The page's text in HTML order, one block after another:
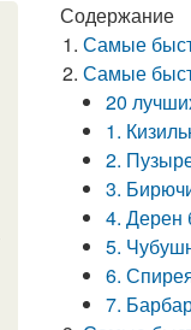
Содержание
Самые
Самые
20
1.
2.
3.
4. Дерен
5.
6.
7.